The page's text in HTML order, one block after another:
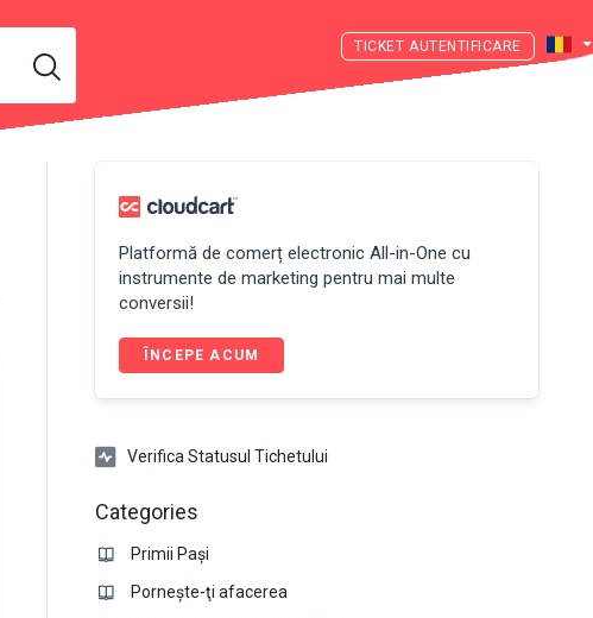
AUTENTIFICARE
Platformă de comerț electronic All-in-One cu
instrumente de marketing pentru mai multe
conversii!
ÎNCEPE ACUM
Verifica Statusul Tichetului
Categories
Primii Pași
Pornește-ţi afacerea